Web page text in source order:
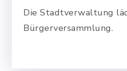
Die Stadtverwaltung
Bürgerversammlung.